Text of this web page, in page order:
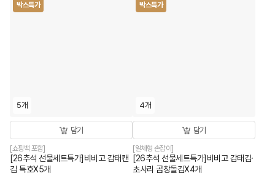
박스특가
5개
담기
[쇼핑백 포함]
[26추석 선물세트특가]비비고 감태캔
김 특호X5개
박스특가
4개
담기
[일체형 손잡이]
[26추석 선물세트특가]비비고 감태김·
초사리 곱창돌김X4개